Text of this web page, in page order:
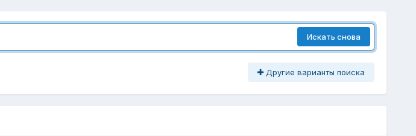
Искать снова
Другие варианты поиска